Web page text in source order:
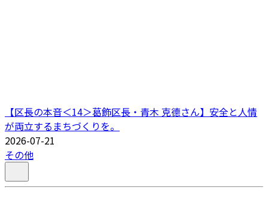
【区長の本音＜14＞葛飾区長・青木 克德さん】安全と人情
が両立するまちづくりを。
2026-07-21
その他